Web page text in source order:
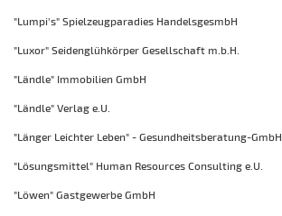
"Lumpi's" Spielzeugparadies HandelsgesmbH
"Luxor" Seidenglühkörper Gesellschaft m.b.H.
"Ländle" Immobilien GmbH
"Ländle" Verlag e.U.
"Länger Leichter Leben" - Gesundheitsberatung-GmbH
"Lösungsmittel" Human Resources Consulting e.U.
"Löwen" Gastgewerbe GmbH